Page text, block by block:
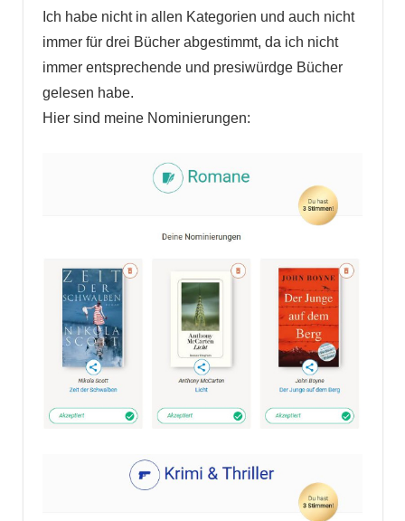
Ich habe nicht in allen Kategorien und auch nicht
immer für drei Bücher abgestimmt, da ich nicht
immer entsprechende und presiwürdge Bücher
gelesen habe.
Hier sind meine Nominierungen: